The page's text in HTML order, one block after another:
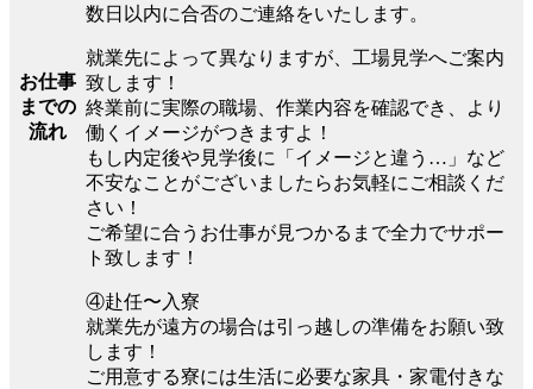
お仕事
までの
流れ
数日以内に合否のご連絡をいたします。
就業先によって異なりますが、工場見学へご案内
致します！
終業前に実際の職場、作業内容を確認でき、より
働くイメージがつきますよ！
もし内定後や見学後に「イメージと違う…」など
不安なことがございましたらお気軽にご相談くだ
さい！
ご希望に合うお仕事が見つかるまで全力でサポー
ト致します！
④赴任〜入寮
就業先が遠方の場合は引っ越しの準備をお願い致
します！
ご用意する寮には生活に必要な家具・家電付きな